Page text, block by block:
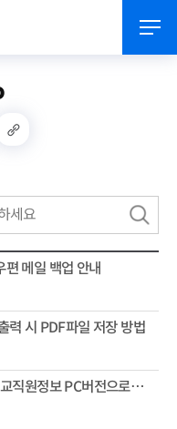
검
색
메일 백업 안내
력 시 PDF파일 저장 방법
[2014년 8월] 스마트폰 앱에서 교직원정보 PC버전으로 이용하기